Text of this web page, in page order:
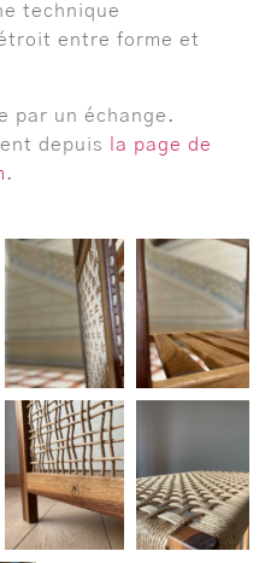
technique
entre forme et
par un échange.
depuis
la page de
.